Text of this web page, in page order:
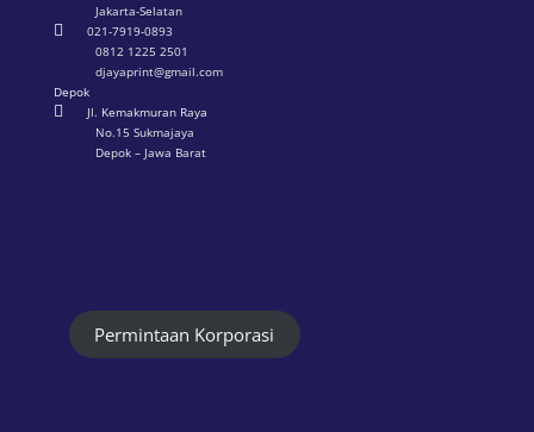
Jakarta-Selatan

021-7919-0893
0812 1225 2501
djayaprint@gmail.com
Depok

Jl. Kemakmuran Raya
No.15 Sukmajaya
Depok – Jawa Barat
Permintaan Korporasi